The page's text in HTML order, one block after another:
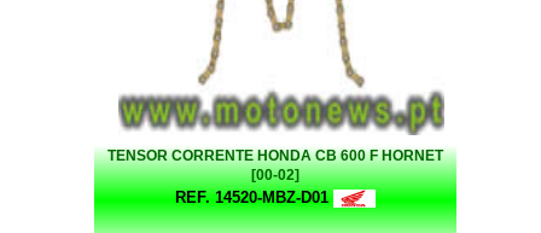
TENSOR CORRENTE HONDA CB 600 F HORNET
[00-02]
REF. 14520-MBZ-D01